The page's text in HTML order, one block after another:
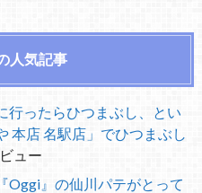
人気記事
行ったらひつまぶし、とい
本店 名駅店」でひつまぶし
ュー
Oggi』の仙川パテがとって